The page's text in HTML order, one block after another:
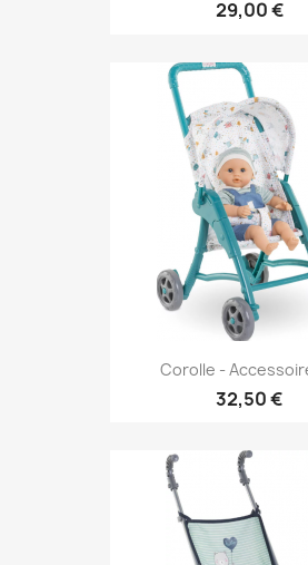
29,00 €
Corolle -
32,50 €